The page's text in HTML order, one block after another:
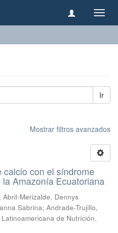
Ir
Mostrar filtros avanzados
calcio con el síndrome
Amazonía Ecuatoriana
; Abril-Merizalde, Dennys
Sabrina; Andrade-Trujillo,
de Nutrición,